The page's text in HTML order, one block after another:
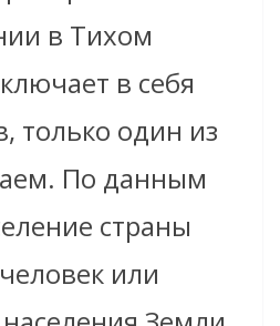
в Тихом
в себя
только один из
По данным
страны
или